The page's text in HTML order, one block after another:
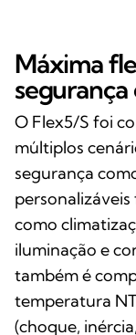
Máxima
O Flex5/S foi
múltiplos
segurança
como
iluminação e
também é
temperatura
(choque,